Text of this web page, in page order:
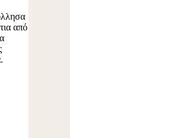
από